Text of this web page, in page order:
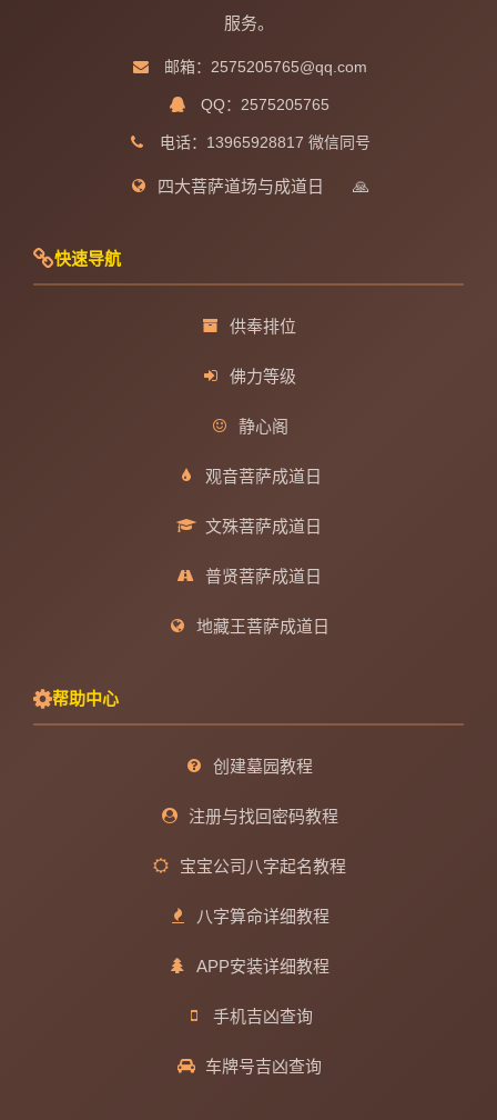
服务。
邮箱：2575205765@qq.com
QQ：2575205765
电话：13965928817 微信同号
四大菩萨道场与成道日 🙏
快速导航
供奉排位
佛力等级
静心阁
观音菩萨成道日
文殊菩萨成道日
普贤菩萨成道日
地藏王菩萨成道日
帮助中心
创建墓园教程
注册与找回密码教程
宝宝公司八字起名教程
八字算命详细教程
APP安装详细教程
手机吉凶查询
车牌号吉凶查询